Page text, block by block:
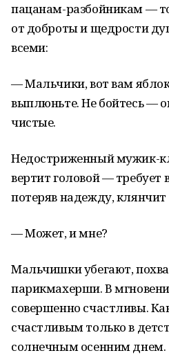
пацанам-разбойникам —
от доброты и щедрости
всеми:
— Мальчики, вот вам
выплюньте. Не бойтесь —
чистые.
Недостриженный мужик-
вертит головой —
потеряв надежду, клянчит
— Может, и мне?
Мальчишки убегают,
парикмахерши. В
совершенно счастливы.
счастливым только в
солнечным осенним днем.